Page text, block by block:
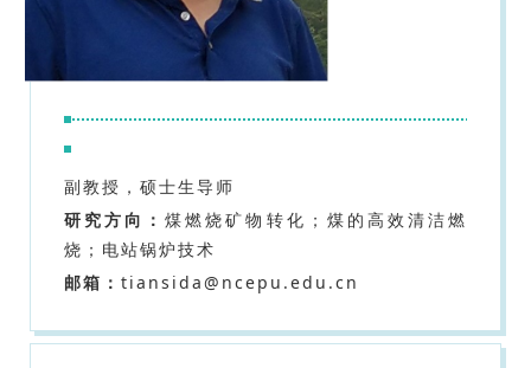
副教授，硕士生导师
研究方向：煤燃烧矿物转化；煤的高效清洁燃
烧；电站锅炉技术
邮箱： tiansida@ncepu.edu.cn